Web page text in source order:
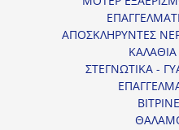
ΑΠΟΣΚΛΗΡΥΝΤΕΣ
ΣΤΕΓΝΩΤΙΚΑ -